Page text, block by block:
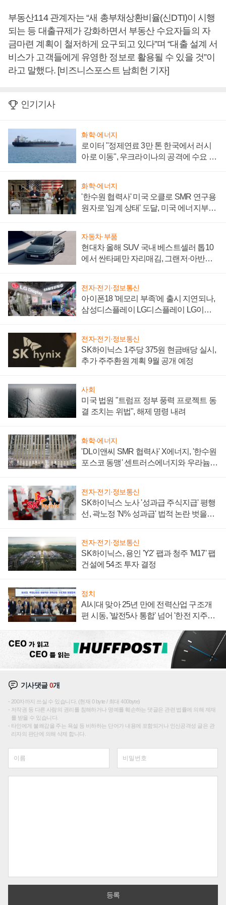
부동산114 관계자는 “새 총부채상환비율(신DTI)이 시행
되는 등 대출규제가 강화하면서 부동산 수요자들의 자
금마련 계획이 철저하게 요구되고 있다”며 “대출 설계 서
비스가 고객들에게 유영한 정보로 활용될 수 있을 것”이
라고 말했다. [비즈니스포스트 남희헌 기자]
인기기사
화학·에너지
로이터 "정제연료 3만 톤 한국에서 러시
아로 이동", 우크라이나의 공격에 수요 늘
화학·에너지
'한수원 협력사' 미국 오클로 SMR 연구용
원자로 '임계 상태' 도달, 미국 에너지부
자동차·부품
현대차 올해 SUV 국내 베스트셀러 톱10
에서 싼타페만 자리매김, 그랜저·아반떼
전자·전기·정보통신
아이폰18 '메모리 부족'에 출시 지연되나,
삼성디스플레이 LG디스플레이 LG이노
전자·전기·정보통신
SK하이닉스 1주당 375원 현금배당 실시,
추가 주주환원 계획 9월 공개 예정
사회
미국 법원 "트럼프 정부 풍력 프로젝트 동
결 조치는 위법", 해제 명령 내려
화학·에너지
'DL이앤씨 SMR 협력사' X에너지, '한수원
포스코 동맹' 센트러스에너지와 우라늄
전자·전기·정보통신
SK하이닉스 노사 '성과급 주식지급' 평행
선, 곽노정 'N% 성과급' 법적 논란 벗을지
전자·전기·정보통신
SK하이닉스, 용인 'Y2' 팹과 청주 'M17' 팹
건설에 54조 투자 결정
정치
AI시대 맞아 25년 만에 전력산업 구조개
편 시동, '발전5사 통합' 넘어 '한전 지주사'
기사댓글0개
200자까지 쓰실 수 있습니다. (현재 0 byte / 최대 400byte)
저작권 등 다른 사람의 권리를 침해하거나 명예를 훼손하는 댓글은 관련 법률에 의해 제재
를 받을 수 있습니다.
타인에게 불쾌감을 주는 욕설 등 비하하는 단어가 내용에 포함되거나 인신공격성 글은 관
리자의 판단에 의해 삭제 합니다.